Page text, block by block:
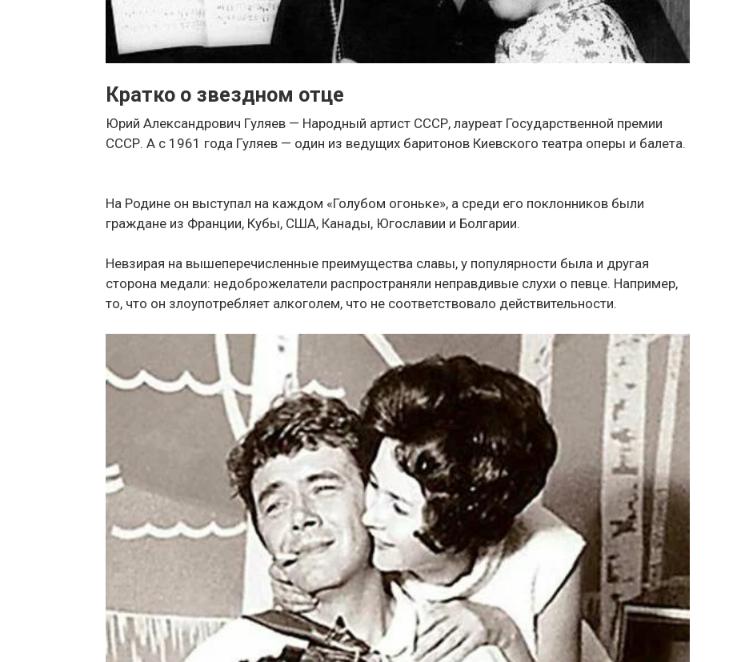
Кратко о звездном отце
Юрий Александрович Гуляев — Народный артист СССР, лауреат Государственной премии
СССР. А с 1961 года Гуляев — один из ведущих баритонов Киевского театра оперы и балета.
На Родине он выступал на каждом «Голубом огоньке», а среди его поклонников были
граждане из Франции, Кубы, США, Канады, Югославии и Болгарии.
Невзирая на вышеперечисленные преимущества славы, у популярности была и другая
сторона медали: недоброжелатели распространяли неправдивые слухи о певце. Например,
то, что он злоупотребляет алкоголем, что не соответствовало действительности.